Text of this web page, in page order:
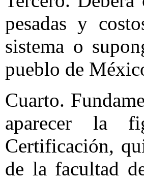
pesadas y
sistema o
pueblo de
Cuarto.
aparecer la
Certificación,
de la facultad